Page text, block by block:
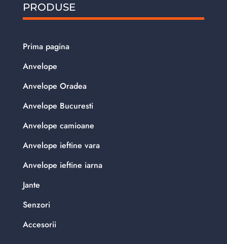
PRODUSE
Prima pagina
Anvelope
Anvelope Oradea
Anvelope Bucuresti
Anvelope camioane
Anvelope ieftine vara
Anvelope ieftine iarna
Jante
Senzori
Accesorii